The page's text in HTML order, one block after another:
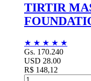
TIRTIR
★ ★ ★ ★ ★
Gs. 170.240
USD 28.00
R$ 148,12